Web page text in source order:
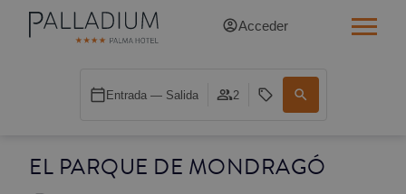
EL PARQUE DE MONDRAGÓ
Acceder
Entrada — Salida 2
INDIVIDUAL BALCÓN CATEDRAL